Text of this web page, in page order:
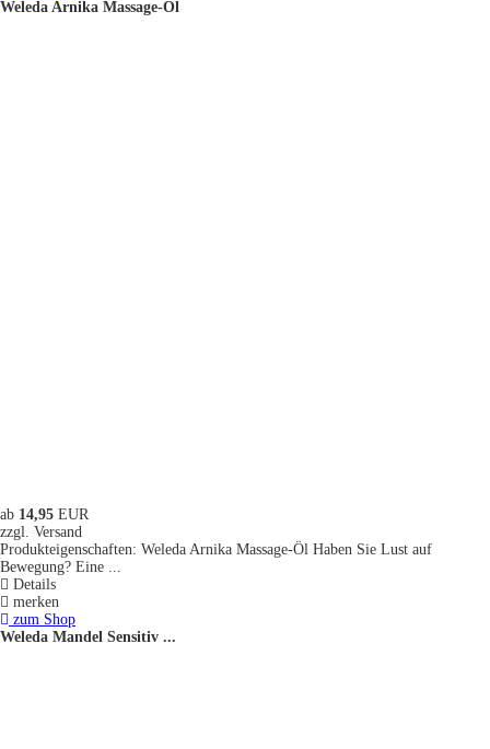
Weleda Arnika Massage-Öl
ab 14,95 EUR
zzgl. Versand
Produkteigenschaften: Weleda Arnika Massage-Öl Haben Sie Lust auf
Bewegung? Eine ...
Details
merken
zum Shop
Weleda Mandel Sensitiv ...